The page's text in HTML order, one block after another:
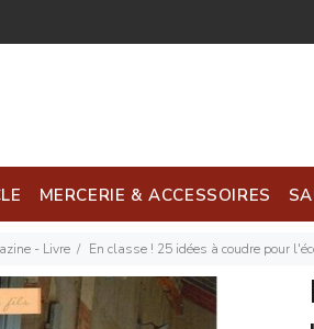
MERCERIE & ACCESSOIRES
- Livre En classe ! 25 idées à coudre pour